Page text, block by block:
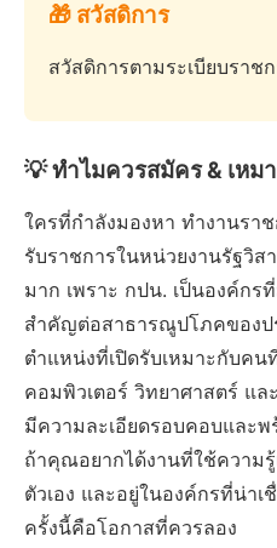
🎁 สวัสดิการ
สวัสดิการตามระเบียบราช
💡 ทำไมควรสมัคร & เหม
ใครที่กำลังมองหา ทำงานรา
รับราชการในหน่วยงานรัฐวิส
มาก เพราะ กปน. เป็นองค์ก
สำคัญต่อสาธารณูปโภคของป
ตำแหน่งที่เปิดรับเหมาะกับคน
คอมพิวเตอร์ วิทยาศาสตร์ แ
มีความละเอียดรอบคอบและพ
ถ้าคุณอยากได้งานที่ใช้ความ
ตัวเอง และอยู่ในองค์กรที่น่า
ครั้งนี้คือโอกาสที่ควรลอง